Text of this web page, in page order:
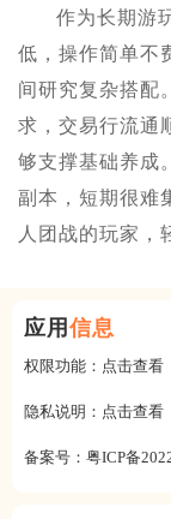
作为长期游
低，操作简单不
间研究复杂搭配
求，交易行流通
够支撑基础养成
副本，短期很难
人团战的玩家，
应用 信息
权限功能： 点击查看
隐私说明： 点击查看
备案号： 粤ICP备